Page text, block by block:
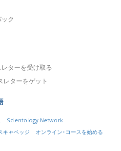
ク
ターを受け取る
ターをゲット
Scientology Network
キャベッジ
オンライン･コースを始める